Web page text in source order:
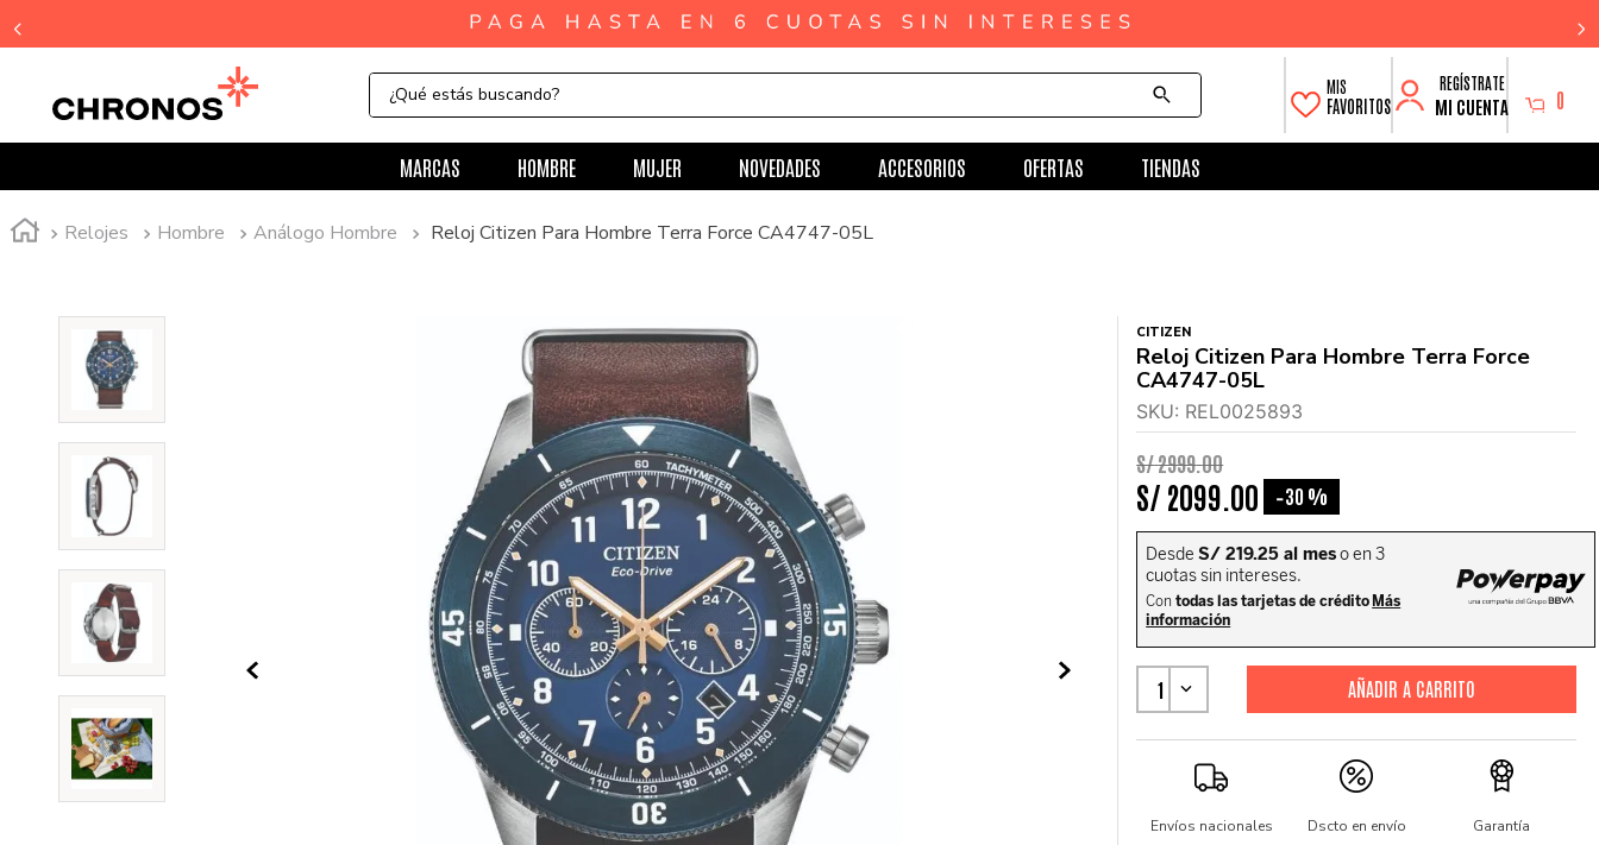
¿Qué estás buscando?
FAVORITOS MI CUENTA 0
MARCAS HOMBRE MUJER NOVEDADES ACCESORIOS OFERTAS TIENDAS
Relojes Hombre Análogo Hombre Reloj Citizen Para Hombre Terra Force CA4747-05L
CITIZEN
Reloj Citizen Para Hombre Terra Force
CA4747-05L
SKU: REL0025893
S/2999.00
S/ 2099 00 -30 %
1
Envíos nacionales Dscto en envío Garantía